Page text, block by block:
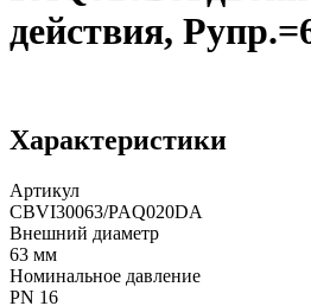
действия,
Характеристики
Артикул
CBVI30063/PAQ020DA
Внешний диаметр
63 мм
Номинальное давление
PN 16